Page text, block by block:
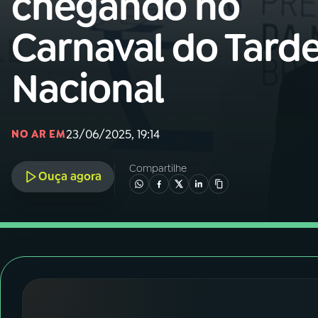
01 INÍCIO
02A RÁDIO
03PROGRAMAÇÃO
04PROGRAMAS
05PODCASTS
Carnaval do
Nacional
NO AR EM23/06/2025, 19:14
Ouça agora
Compartilhe